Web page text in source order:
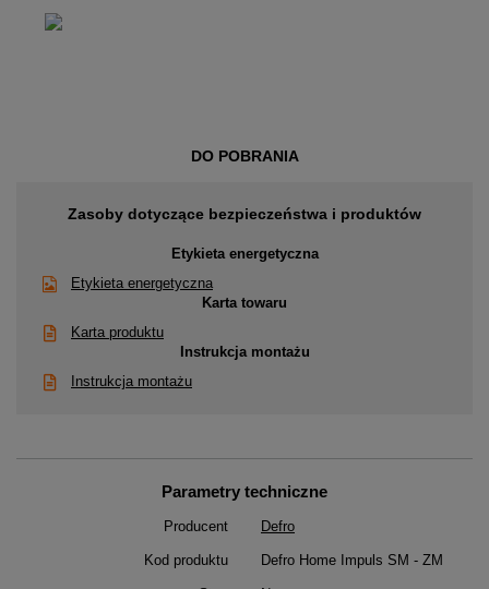
DO POBRANIA
Zasoby dotyczące bezpieczeństwa i produktów
Etykieta energetyczna
Etykieta energetyczna
Karta towaru
Karta produktu
Instrukcja montażu
Instrukcja montażu
Parametry techniczne
Producent Defro
Kod produktu Defro Home Impuls SM - ZM